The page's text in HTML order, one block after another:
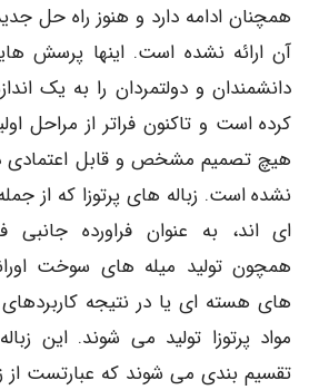
همچنان ادامه دارد و هنوز راه حل
آن ارائه نشده است. اینها پرسش
دانشمندان و دولتمردان را به یک
کرده است و تاکنون فراتر از مراحل
هیچ تصمیم مشخص و قابل اعتمادی
نشده است. زباله های پرتوزا که از
ای اند، به عنوان فراورده جانبی
همچون تولید میله های سوخت
های هسته ای یا در نتیجه
مواد پرتوزا تولید می شوند. این
تقسیم بندی می شوند که عبارتست از